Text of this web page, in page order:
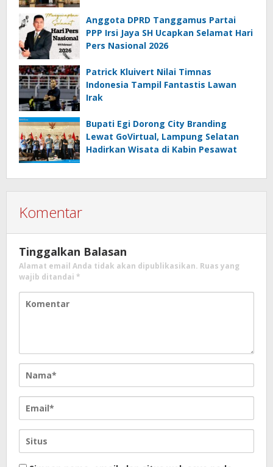
Anggota DPRD Tanggamus Partai
PPP Irsi Jaya SH Ucapkan Selamat Hari
Pers Nasional 2026
Patrick Kluivert Nilai Timnas
Indonesia Tampil Fantastis Lawan
Irak
Bupati Egi Dorong City Branding
Lewat GoVirtual, Lampung Selatan
Hadirkan Wisata di Kabin Pesawat
Komentar
Tinggalkan Balasan
Alamat email Anda tidak akan dipublikasikan. Ruas yang
wajib ditandai *